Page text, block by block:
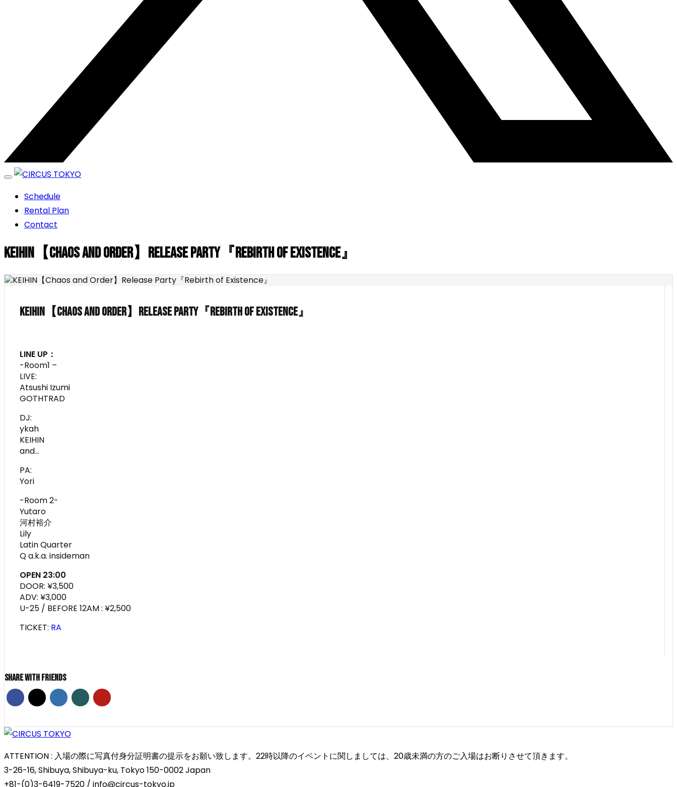
CIRCUS TOKYO
エンターテイメントスペース
Schedule
Rental Plan
Contact
KEIHIN【Chaos and Order】Release Party『Rebirth of Existence』
KEIHIN【Chaos and Order】Release Party『Rebirth of Existence』
LINE UP：
-Room1 –
LIVE:
Atsushi Izumi
GOTHTRAD
DJ:
ykah
KEIHIN
and…
PA:
Yori
-Room 2-
Yutaro
河村裕介
Lily
Latin Quarter
Q a.k.a. insideman
OPEN 23:00
DOOR: ¥3,500
ADV: ¥3,000
U-25 / BEFORE 12AM : ¥2,500
TICKET: RA
Share With Friends
ATTENTION : 入場の際に写真付身分証明書の提示をお願い致します。22時以降のイベントに関しましては、20歳未満の方のご入場はお断りさせて頂きます。
3-26-16, Shibuya, Shibuya-ku, Tokyo 150-0002 Japan
+81-(0)3-6419-7520 / info@circus-tokyo.jp